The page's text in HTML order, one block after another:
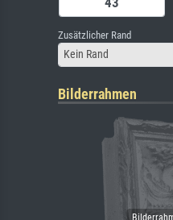
Zusätzlicher Rand
Kein Rand
Bilderrahmen